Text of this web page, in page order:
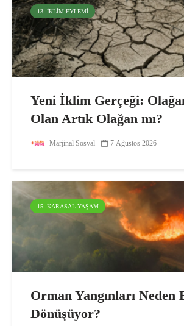
13. İKLIM EYLEMI
Yeni İklim Gerçeği:
Olan Artık Olağan mı?
Marjinal Sosyal 7 Ağustos 2026
15. KARASAL YAŞAM
Orman Yangınları Neden
Dönüşüyor?